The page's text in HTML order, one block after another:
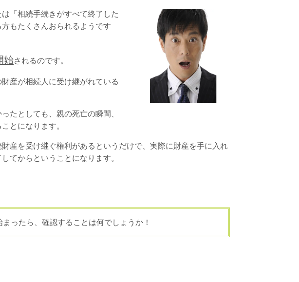
「相続手続きがすべて終了した
もたくさんおられるようです
始されるのです。
産が相続人に受け継がれている
たとしても、親の死亡の瞬間、
とになります。
産を受け継ぐ権利があるというだけで、実際に財産を手に入れ
てからということになります。
ったら、確認することは何でしょうか！